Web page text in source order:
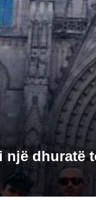
një dhuratë